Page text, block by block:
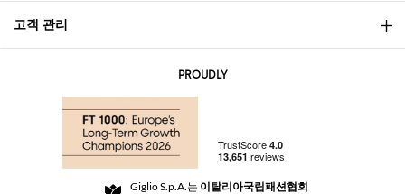
소개
Community Store
고객 관리
반품 및 환불
PROUDLY
Giglio S.p.A.는 이탈리아국립패션협회